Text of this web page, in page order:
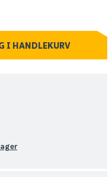
I HANDLEKURV